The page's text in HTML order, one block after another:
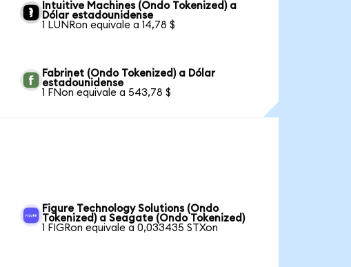
Intuitive Machines (Ondo Tokenized) a
Dólar estadounidense
1 LUNRon equivale a 14,78 $
Fabrinet (Ondo Tokenized) a Dólar
estadounidense
1 FNon equivale a 543,78 $
Figure Technology Solutions (Ondo
Tokenized) a Seagate (Ondo Tokenized)
1 FIGRon equivale a 0,033435 STXon